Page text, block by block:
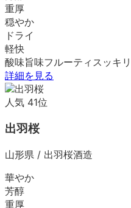
重厚
穏やか
ドライ
軽快
酸味旨味フルーティ スッキリ
詳細を見る
人気 41位
出羽桜
山形県 / 出羽桜酒造
華やか
芳醇
重厚